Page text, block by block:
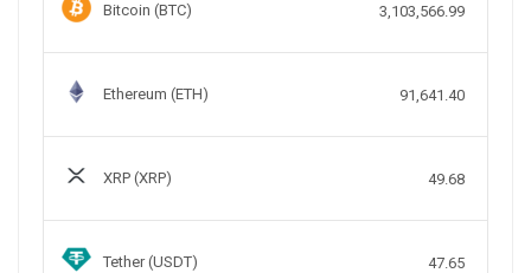
Bitcoin (BTC) 3,103,566.99
Ethereum (ETH) 91,641.40
XRP (XRP) 49.68
Tether (USDT) 47.65